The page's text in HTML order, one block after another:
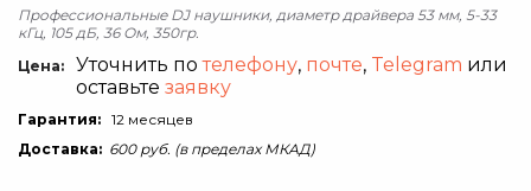
Профессиональные DJ наушники, диаметр драйвера 53 мм, 5-33
кГц, 105 дБ, 36 Ом, 350гр.
Цена:
Уточнить потелефону, почте, Telegram или
оставьте заявку
Гарантия: 12 месяцев
Доставка: 600 руб. (в пределах МКАД)